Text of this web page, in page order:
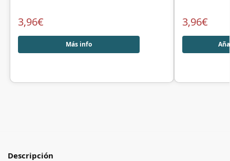
3,96€
Más info
3,96€
Descripción